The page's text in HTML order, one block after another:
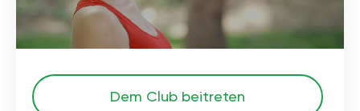
Dem Club beitreten